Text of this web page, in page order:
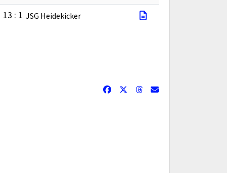
13 : 1 JSG Heidekicker